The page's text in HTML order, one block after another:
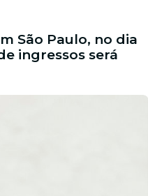
São Paulo, no dia
ingressos será